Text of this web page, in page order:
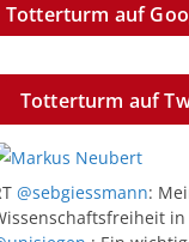
Totterturm auf
Totterturm auf
@sebgiessmann: